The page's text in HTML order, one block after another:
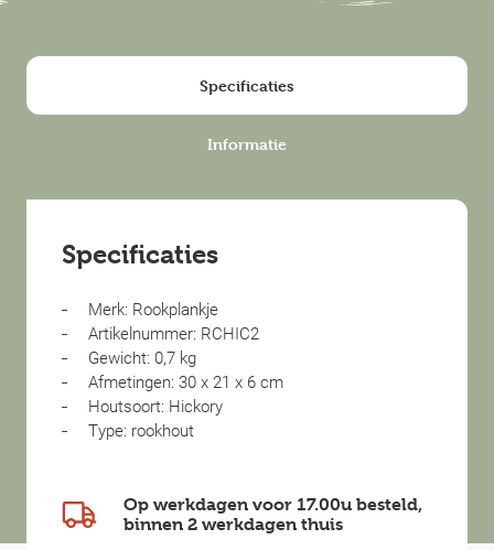
Specificaties
Informatie
Specificaties
Merk: Rookplankje
Artikelnummer: RCHIC2
Gewicht: 0,7 kg
Afmetingen: 30 x 21 x 6 cm
Houtsoort: Hickory
Type: rookhout
Op werkdagen voor 17.00u besteld,
binnen 2 werkdagen thuis